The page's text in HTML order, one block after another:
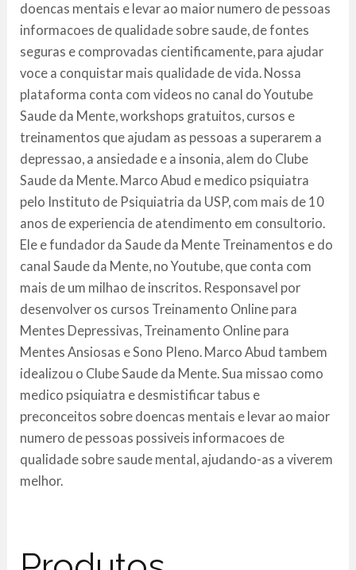
doencas mentais e levar ao maior numero de pessoas
informacoes de qualidade sobre saude, de fontes
seguras e comprovadas cientificamente, para ajudar
voce a conquistar mais qualidade de vida. Nossa
plataforma conta com videos no canal do Youtube
Saude da Mente, workshops gratuitos, cursos e
treinamentos que ajudam as pessoas a superarem a
depressao, a ansiedade e a insonia, alem do Clube
Saude da Mente. Marco Abud e medico psiquiatra
pelo Instituto de Psiquiatria da USP, com mais de 10
anos de experiencia de atendimento em consultorio.
Ele e fundador da Saude da Mente Treinamentos e do
canal Saude da Mente, no Youtube, que conta com
mais de um milhao de inscritos. Responsavel por
desenvolver os cursos Treinamento Online para
Mentes Depressivas, Treinamento Online para
Mentes Ansiosas e Sono Pleno. Marco Abud tambem
idealizou o Clube Saude da Mente. Sua missao como
medico psiquiatra e desmistificar tabus e
preconceitos sobre doencas mentais e levar ao maior
numero de pessoas possiveis informacoes de
qualidade sobre saude mental, ajudando-as a viverem
melhor.